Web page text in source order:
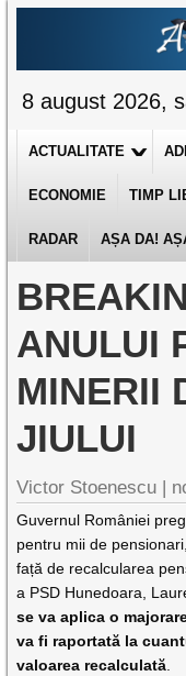
8 august 2026,
ACTUALITATE
ECONOMIE TIMP
RADAR AȘA DA!
ANULUI
MINERII
JIULUI
Victor Stoenescu |
Guvernul României
pentru mii de
față de recalcularea
a PSD Hunedoara,
se va aplica o
va fi raportată la
valoarea recalculată